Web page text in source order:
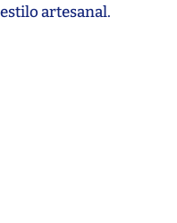
artesanal.